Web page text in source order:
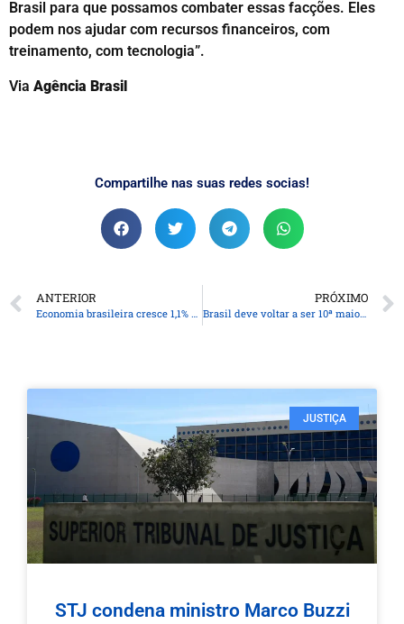
Brasil para que possamos combater essas facções. Eles
podem nos ajudar com recursos financeiros, com
treinamento, com tecnologia”.
Via Agência Brasil
Compartilhe nas suas redes socias!
ANTERIOR
Economia brasileira cresce 1,1% no 1º trimestre
PRÓXIMO
Brasil deve voltar a ser 10ª maior economia após resultado do PIB
JUSTIÇA
STJ condena ministro Marco Buzzi